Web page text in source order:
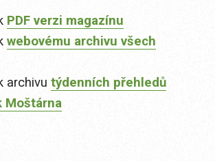
PDF verzi magazínu
webovému archivu všech
archivu týdenních přehledů
Moštárna